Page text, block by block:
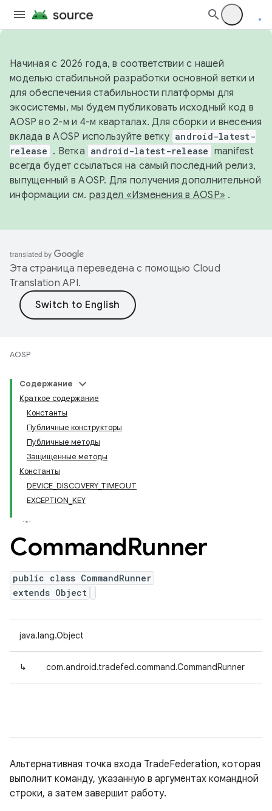
Начиная с 2026 года, в соответствии с нашей
моделью стабильной разработки основной ветки и
для обеспечения стабильности платформы для
экосистемы, мы будем публиковать исходный код в
AOSP во 2-м и 4-м кварталах. Для сборки и внесения
вклада в AOSP используйте ветку android-latest-
release . Ветка android-latest-release manifest
всегда будет ссылаться на самый последний релиз,
выпущенный в AOSP. Для получения дополнительной
информации см. раздел «Изменения в AOSP» .
Эта страница переведена с помощью Cloud
Translation API.
AOSP
Содержание
Краткое содержание
Константы
Публичные конструкторы
Публичные методы
Защищенные методы
Константы
DEVICE_DISCOVERY_TIMEOUT
EXCEPTION_KEY
CommandRunner
public class CommandRunner
extends Object
java.lang.Object
↳ com.android.tradefed.command.CommandRunner
Альтернативная точка входа TradeFederation, которая
выполнит команду, указанную в аргументах командной
строки, а затем завершит работу.